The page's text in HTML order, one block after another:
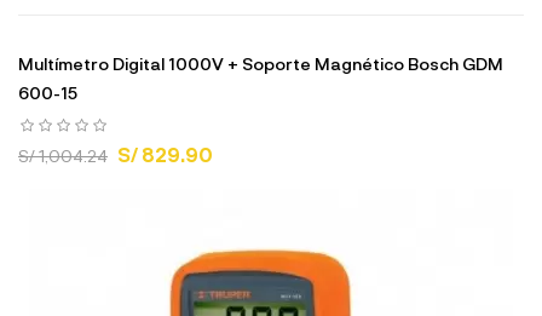
Multímetro Digital 1000V + Soporte Magnético Bosch GDM
600-15
S/ 1,004.24 S/ 829.90